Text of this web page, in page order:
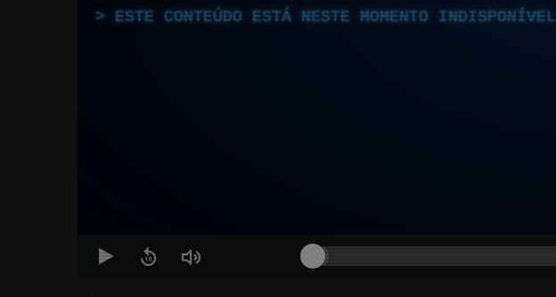
ESTE CONTEÚDO ESTÁ NESTE MOMENTO INDISPONÍVEL